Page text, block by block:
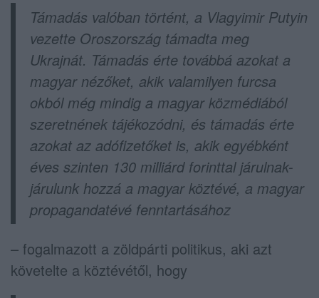
Támadás valóban történt, a Vlagyimir Putyin
vezette Oroszország támadta meg
Ukrajnát. Támadás érte továbbá azokat a
magyar nézőket, akik valamilyen furcsa
okból még mindig a magyar közmédiából
szeretnének tájékozódni, és támadás érte
azokat az adófizetőket is, akik egyébként
éves szinten 130 milliárd forinttal járulnak-
járulunk hozzá a magyar köztévé, a magyar
propagandatévé fenntartásához
– fogalmazott a zöldpárti politikus, aki azt
követelte a köztévétől, hogy